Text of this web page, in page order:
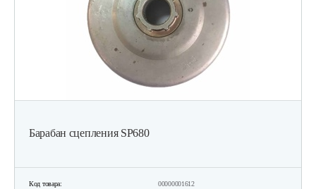
Барабан сцепления SP680
Код товара:
00000001612